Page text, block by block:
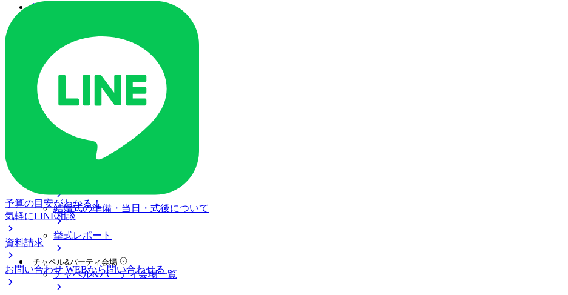
よくあるご質問
ご予約・お問い合わせ
ブライダルフェア
ブライダルフェア一覧
ブライダルフェアの基礎知識
結婚式の準備・当日・式後について
挙式レポート
チャペル&パーティ会場
チャペル&パーティ会場一覧
予算の目安がわかる！
気軽にLINE相談
資料請求
お問い合わせ WEBから問い合わせる